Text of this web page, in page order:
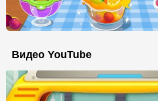
Видео YouTube